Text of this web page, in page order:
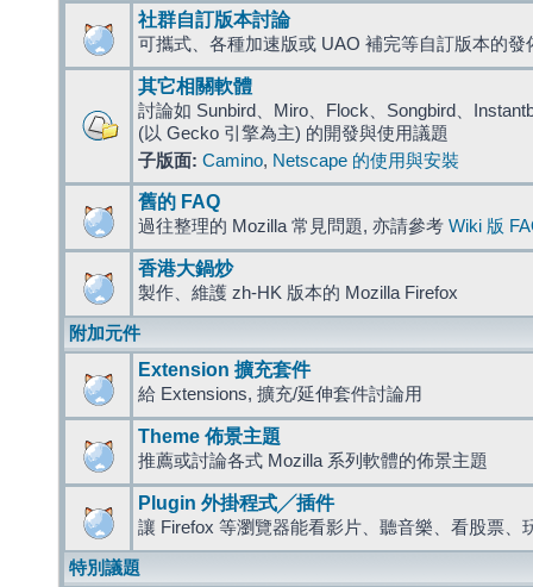
社群自訂版本討論
可攜式、各種加速版或 UAO 補完等自訂版本的發
其它相關軟體
討論如 Sunbird、Miro、Flock、Songbird、
(以 Gecko 引擎為主) 的開發與使用議題
子版面: Camino, Netscape 的使用與安裝
舊的 FAQ
過往整理的 Mozilla 常見問題, 亦請參考 Wiki 版
香港大鍋炒
製作、維護 zh-HK 版本的 Mozilla Firefox
附加元件
Extension 擴充套件
給 Extensions, 擴充/延伸套件討論用
Theme 佈景主題
推薦或討論各式 Mozilla 系列軟體的佈景主題
Plugin 外掛程式╱插件
讓 Firefox 等瀏覽器能看影片、聽音樂、看股票、
特別議題